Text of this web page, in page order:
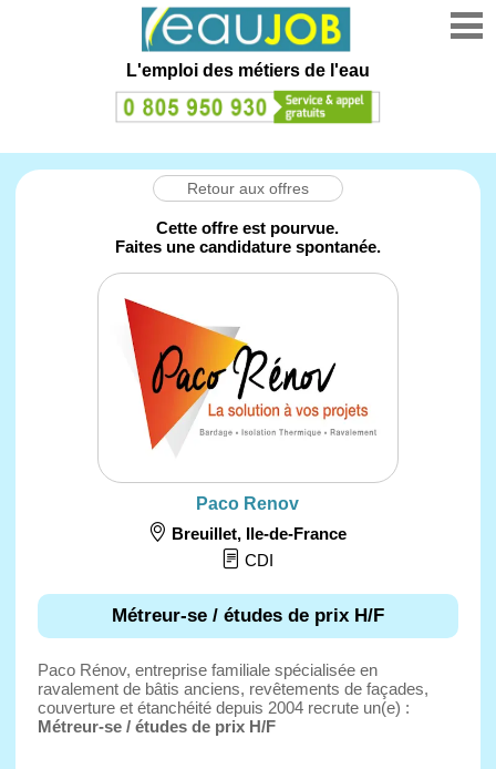
L'emploi des métiers de l'eau
Retour aux offres
Cette offre est pourvue.
Faites une candidature spontanée.
Paco Renov
Breuillet, Ile-de-France
CDI
Métreur-se / études de prix H/F
Paco Rénov, entreprise familiale spécialisée en
ravalement de bâtis anciens, revêtements de façades,
couverture et étanchéité depuis 2004 recrute un(e) :
Métreur-se / études de prix H/F